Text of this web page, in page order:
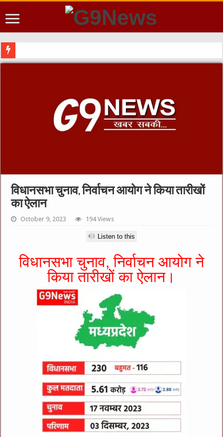
विधानसभा चुनाव, निर्वाचन आयोग ने किया तारीखों
का ऐलान
October 9, 2023 194 Views
Listen to this
विधानसभा चुनाव, निर्वाचन आयोग ने
किया तारीखों का ऐलान।